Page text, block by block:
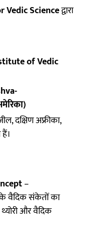
Vedic Scienceद्वारा
of Vedic
दक्षिण अफ्रीका,
–
के वैदिक संकेतों का
और वैदिक